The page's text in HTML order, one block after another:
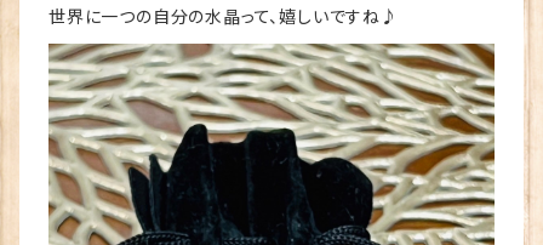
世界に一つの自分の水晶って、嬉しいですね♪